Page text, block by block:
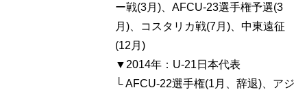
ー戦(3月)、AFCU-23選手権予選(3
月)、コスタリカ戦(7月)、中東遠征
(12月)
▼2014年：U-21日本代表
└ AFCU-22選手権(1月、辞退)、アジ